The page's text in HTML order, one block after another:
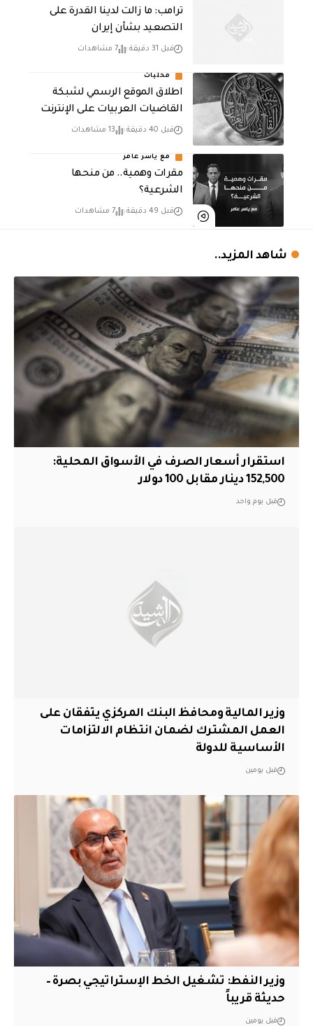
ترامب: ما زالت لدينا القدرة على
التصعيد بشأن إيران
قبل 31 دقيقة 7 مشاهدات
محليات
اطلاق الموقع الرسمي لشبكة
القاضيات العربيات على الإنترنت
قبل 40 دقيقة 13 مشاهدات
مع ياسر عامر
مقرات وهمية.. من منحها
الشرعية؟
قبل 49 دقيقة 7 مشاهدات
شاهد المزيد..
استقرار أسعار الصرف في الأسواق المحلية:
152,500 دينار مقابل 100 دولار
قبل يوم واحد
وزير المالية ومحافظ البنك المركزي يتفقان على
العمل المشترك لضمان انتظام الالتزامات
الأساسية للدولة
قبل يومين
وزير النفط: تشغيل الخط الإستراتيجي بصرة –
حديثة قريباً
قبل يومين